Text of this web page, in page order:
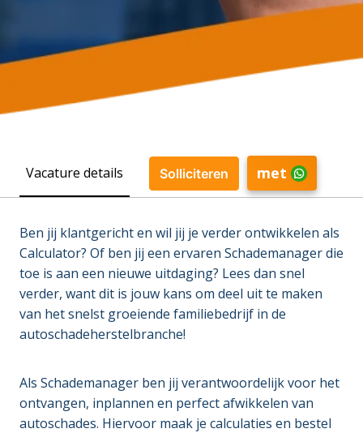
Vacature details Solliciteren met
Ben jij klantgericht en wil jij je verder ontwikkelen als
Calculator? Of ben jij een ervaren Schademanager die
toe is aan een nieuwe uitdaging? Lees dan snel
verder, want dit is jouw kans om deel uit te maken
van het snelst groeiende familiebedrijf in de
autoschadeherstelbranche!
Als Schademanager ben jij verantwoordelijk voor het
ontvangen, inplannen en perfect afwikkelen van
autoschades. Hiervoor maak je calculaties en bestel